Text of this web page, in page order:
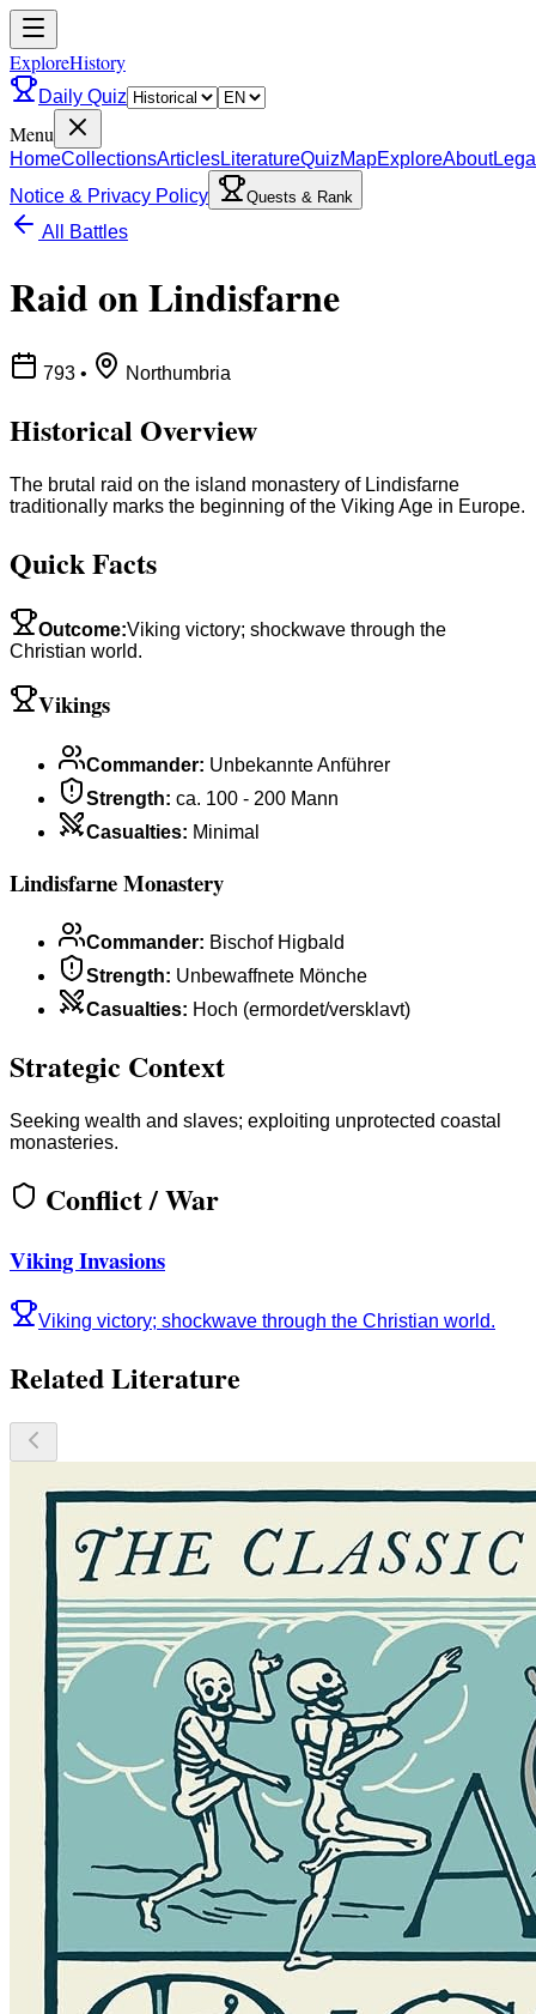
ExploreHistory
Daily Quiz
Menu
HomeCollectionsArticlesLiteratureQuizMapExploreAbout
Notice & Privacy Policy
Quests & Rank
All Battles
Raid on Lindisfarne
793 • Northumbria
Historical Overview
The brutal raid on the island monastery of Lindisfarne
traditionally marks the beginning of the Viking Age in Europe.
Quick Facts
Outcome:Viking victory; shockwave through the
Christian world.
Vikings
Commander: Unbekannte Anführer
Strength: ca. 100 - 200 Mann
Casualties: Minimal
Lindisfarne Monastery
Commander: Bischof Higbald
Strength: Unbewaffnete Mönche
Casualties: Hoch (ermordet/versklavt)
Strategic Context
Seeking wealth and slaves; exploiting unprotected coastal
monasteries.
Conflict / War
Viking Invasions
Viking victory; shockwave through the Christian world.
Related Literature